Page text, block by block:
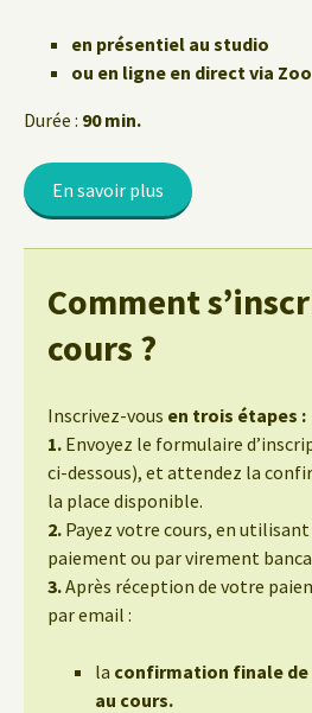
en présentiel au studio
ou en ligne en direct via
Durée : 90 min.
En savoir plus
Comment
cours ?
Inscrivez-vous en trois étapes :
1. Envoyez le formulaire
ci-dessous), et attendez la
la place disponible.
2. Payez votre cours, en
paiement ou par virement
3.Après réception de votre
par email :
la confirmation finale
au cours.